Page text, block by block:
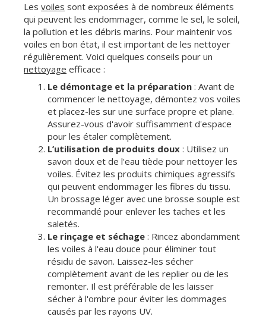
Les voiles sont exposées à de nombreux éléments
qui peuvent les endommager, comme le sel, le soleil,
la pollution et les débris marins. Pour maintenir vos
voiles en bon état, il est important de les nettoyer
régulièrement. Voici quelques conseils pour un
nettoyage efficace :
Le démontage et la préparation : Avant de
commencer le nettoyage, démontez vos voiles
et placez-les sur une surface propre et plane.
Assurez-vous d'avoir suffisamment d'espace
pour les étaler complètement.
L’utilisation de produits doux : Utilisez un
savon doux et de l'eau tiède pour nettoyer les
voiles. Évitez les produits chimiques agressifs
qui peuvent endommager les fibres du tissu.
Un brossage léger avec une brosse souple est
recommandé pour enlever les taches et les
saletés.
Le rinçage et séchage : Rincez abondamment
les voiles à l'eau douce pour éliminer tout
résidu de savon. Laissez-les sécher
complètement avant de les replier ou de les
remonter. Il est préférable de les laisser
sécher à l'ombre pour éviter les dommages
causés par les rayons UV.